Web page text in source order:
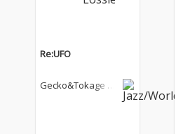
Re:UFO
Gecko&Tokage Pa